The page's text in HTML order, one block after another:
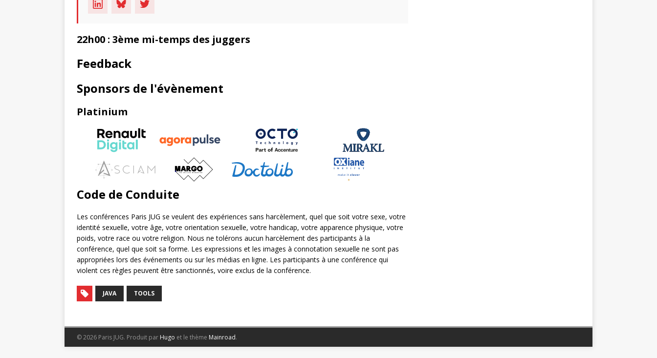
22h00 : 3ème mi-temps des juggers
Feedback
Sponsors de l'évènement
Platinium
Code de Conduite
Les conférences Paris JUG se veulent des expériences sans harcèlement, quel que soit votre sexe, votre
identité sexuelle, votre âge, votre orientation sexuelle, votre handicap, votre apparence physique, votre
poids, votre race ou votre religion. Nous ne tolérons aucun harcèlement des participants à la
conférence, quel que soit sa forme. Les expressions et les images à connotation sexuelle ne sont pas
appropriées lors des événements ou sur les médias en ligne. Les participants à une conférence qui
violent ces règles peuvent être sanctionnés, voire exclus de la conférence.
JAVA TOOLS
© 2026 Paris JUG. Produit par Hugo et le thème Mainroad.